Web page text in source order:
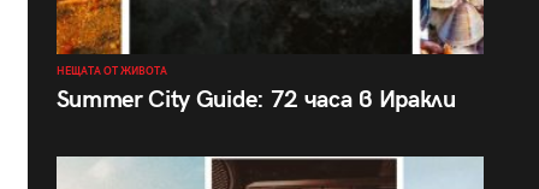
НЕЩАТА ОТ ЖИВОТА
Summer City Guide: 72 часа в Иракли